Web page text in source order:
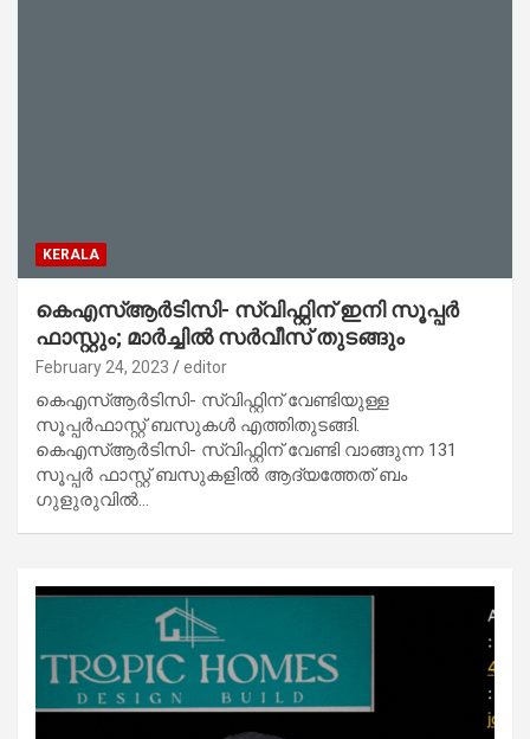
KERALA
കെഎസ്ആർടിസി- സ്വിഫ്റ്റിന് ഇനി സൂപ്പർ
ഫാസ്റ്റും; മാർച്ചിൽ സർവീസ് തുടങ്ങും
February 24, 2023 editor
കെഎസ്ആർടിസി- സ്വിഫ്റ്റിന് വേണ്ടിയുള്ള
സൂപ്പർഫാസ്റ്റ് ബസുകൾ എത്തിതുടങ്ങി.
കെഎസ്ആർടിസി- സ്വിഫ്റ്റിന് വേണ്ടി വാങ്ങുന്ന 131
സൂപ്പർ ഫാസ്റ്റ് ബസുകളിൽ ആദ്യത്തേത് ബം​
ഗുളുരുവിൽ…